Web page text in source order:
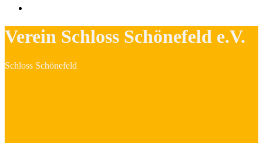
Verein Schloss Schönefeld e.V.
Schloss Schönefeld